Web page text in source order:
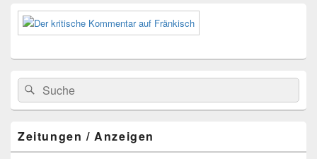
Suchen
nach:
Suchen
Zeitungen / Anzeigen